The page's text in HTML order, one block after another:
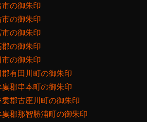
の御朱印
の御朱印
の御朱印
の御朱印
の御朱印
有田川町の御朱印
郡串本町の御朱印
郡古座川町の御朱印
郡那智勝浦町の御朱印